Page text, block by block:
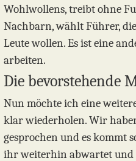
Wohlwollens, treibt ohne
Nachbarn, wählt Führer,
Leute wollen. Es ist eine
arbeiten.
Die bevorstehende
Nun möchte ich eine
klar wiederholen. Wir
gesprochen und es kommt
ihr weiterhin abwartet und